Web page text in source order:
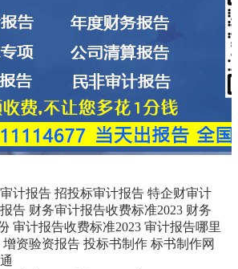
计报告 招投标审计报告 特企财审计
告 财务审计报告收费标准2023 财务
审计报告收费标准2023 审计报告哪里
增资验资报告 投标书制作 标书制作网